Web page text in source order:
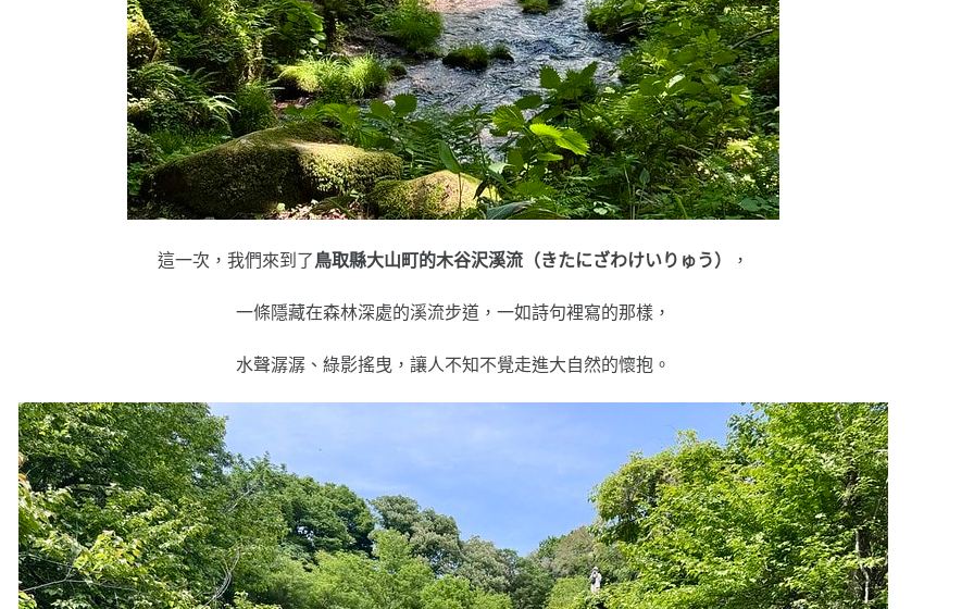
這一次，我們來到了 鳥取縣大山町的木谷沢溪流（きたにざわけいりゅう） ，
一條隱藏在森林深處的溪流步道，一如詩句裡寫的那樣，
水聲潺潺、綠影搖曳，讓人不知不覺走進大自然的懷抱。